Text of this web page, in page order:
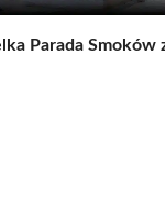
Parada Smoków